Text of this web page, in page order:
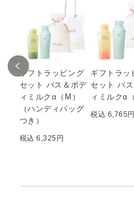
ギフトラッピング
セット バス＆ボデ
ィミルクα（M）
（ハンディバッグ
つき）
税込 6,325円
ギフトラッ
セット バ
ィミルクα
税込 6,765円